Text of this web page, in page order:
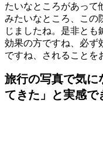
たいなところがあって
みたいなところ、この
じましたね。是非とも
効果の方ですね、必ず
ですね、されることを
旅行の写真で気に
てきた」と実感で